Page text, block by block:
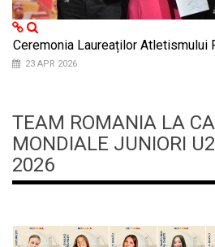
Ceremonia Laureaților Atletismului
23 APR 2026
TEAM ROMANIA LA
MONDIALE JUNIORI
2026